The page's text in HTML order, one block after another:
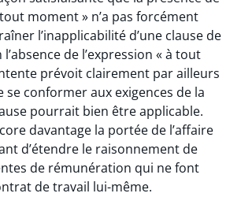
moment » n’a pas forcément
l’inapplicabilité d’une clause de
de l’expression « à tout
prévoit clairement par ailleurs
conformer aux exigences de la
pourrait bien être applicable.
davantage la portée de l’affaire
d’étendre le raisonnement de
de rémunération qui ne font
de travail lui-même.